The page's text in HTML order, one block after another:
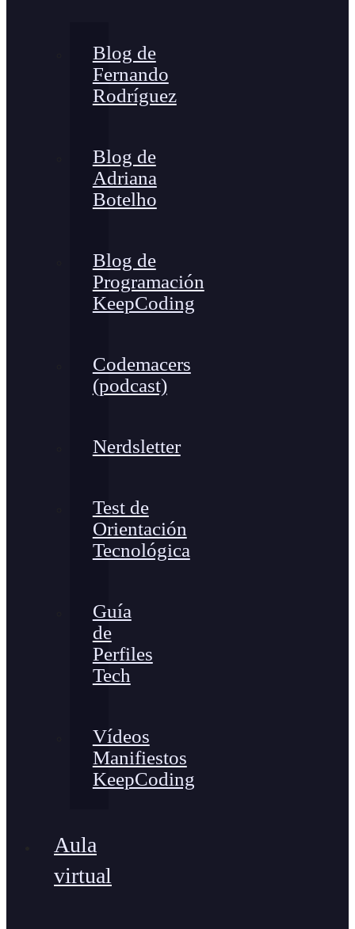
Blog de
Fernando
Rodríguez
Blog de
Adriana
Botelho
Blog de
Programación
KeepCoding
Codemacers
(podcast)
Nerdsletter
Test de
Orientación
Tecnológica
Guía
de
Perfiles
Tech
Vídeos
Manifiestos
KeepCoding
Aula
virtual